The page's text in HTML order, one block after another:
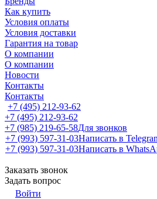
Как купить
Условия оплаты
Условия доставки
Гарантия на товар
О компании
О компании
Новости
Контакты
Контакты
+7 (495) 212-93-62
+7 (495) 212-93-62
+7 (985) 219-65-58Для звонков
+7 (993) 597-31-03Написать в
+7 (993) 597-31-03Написать в
Заказать звонок
Задать вопрос
Войти